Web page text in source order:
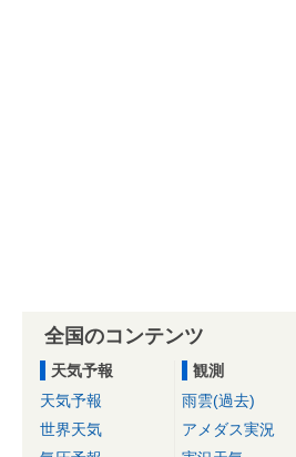
全国のコンテンツ
天気予報
天気予報
世界天気
観測
雨雲(過去)
アメダス実況